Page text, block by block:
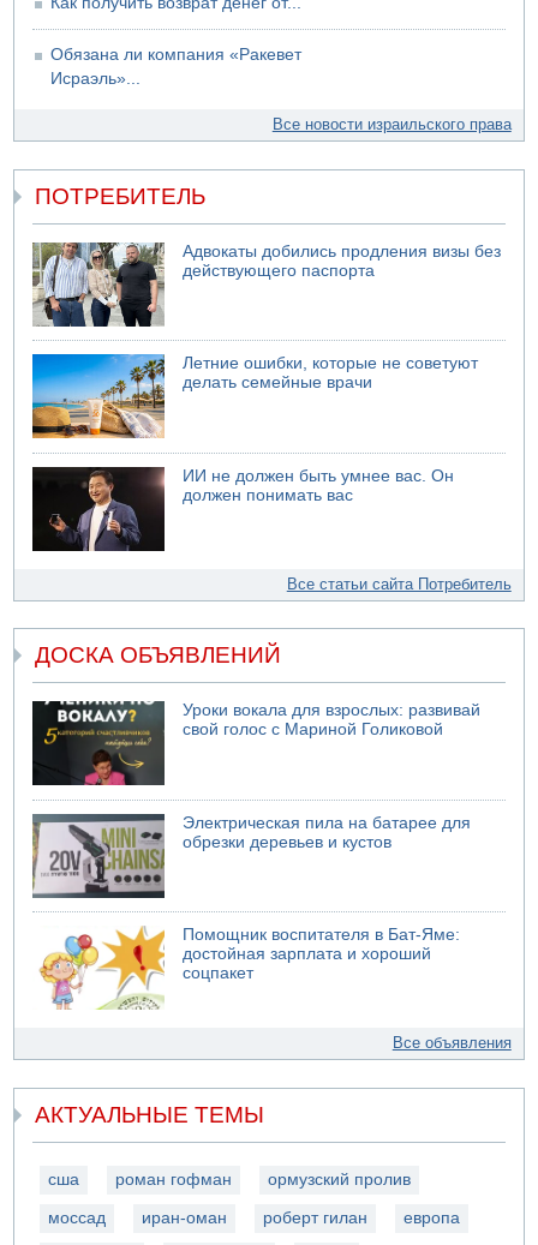
Обязана ли компания «Ракевет
Исраэль»...
Все новости израильского права
ПОТРЕБИТЕЛЬ
Адвокаты добились продления визы без
действующего паспорта
Летние ошибки, которые не советуют
делать семейные врачи
ИИ не должен быть умнее вас. Он
должен понимать вас
Все статьи сайта Потребитель
ДОСКА ОБЪЯВЛЕНИЙ
Уроки вокала для взрослых: развивай
свой голос с Мариной Голиковой
Электрическая пила на батарее для
обрезки деревьев и кустов
Помощник воспитателя в Бат-Яме:
достойная зарплата и хороший
соцпакет
Все объявления
АКТУАЛЬНЫЕ ТЕМЫ
сша роман гофман ормузский пролив
моссад иран-оман роберт гилан европа